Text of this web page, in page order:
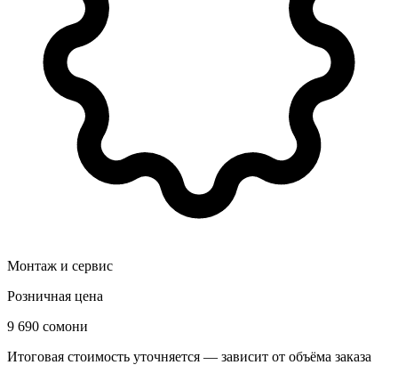
Монтаж и сервис
Розничная цена
9 690 сомони
Итоговая стоимость уточняется — зависит от объёма заказа